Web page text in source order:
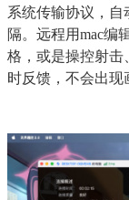
系统传输协议，自
隔。远程用mac编
格，或是操控射击
时反馈，不会出现